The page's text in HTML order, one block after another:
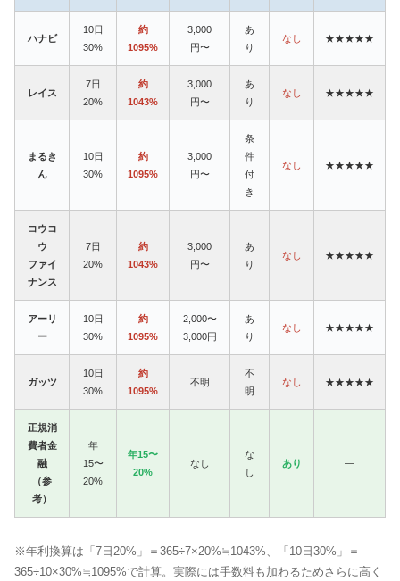
ハナビ
10日
30%
約
1095%
3,000
円〜
あ
り
なし ★★★★★
レイス
7日
20%
約
1043%
3,000
円〜
あ
り
なし ★★★★★
まるき
ん
10日
30%
約
1095%
3,000
円〜
条
件
付
き
なし ★★★★★
コウコ
ウ
ファイ
ナンス
7日
20%
約
1043%
3,000
円〜
あ
り
なし ★★★★★
アーリ
ー
10日
30%
約
1095%
2,000〜
3,000円
あ
り
なし ★★★★★
ガッツ
10日
30%
約
1095%
不明
不
明
なし ★★★★★
正規消
費者金
融
（参
考）
年
15〜
20%
年15〜
20%
なし
な
し
あり —
※年利換算は「7日20%」＝365÷7×20%≒1043%、「10日30%」＝
365÷10×30%≒1095%で計算。実際には手数料も加わるためさらに高く